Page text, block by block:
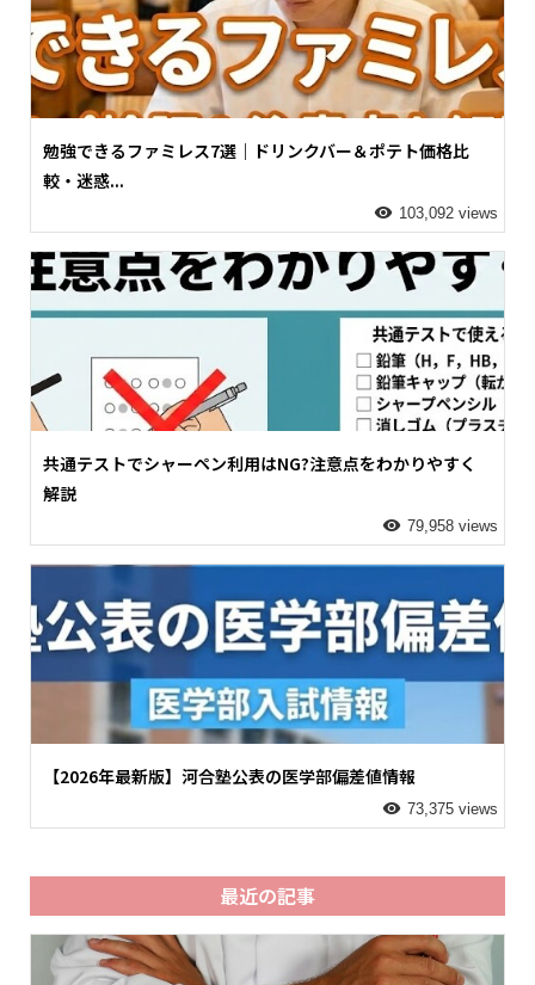
勉強できるファミレス7選｜ドリンクバー＆ポテト価格比
較・迷惑...
103,092 views
共通テストでシャーペン利用はNG?注意点をわかりやすく
解説
79,958 views
【2026年最新版】河合塾公表の医学部偏差値情報
73,375 views
最近の記事